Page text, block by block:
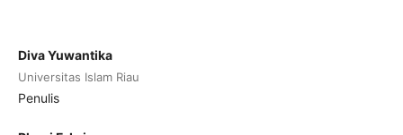
Diva Yuwantika
Universitas Islam Riau
Penulis